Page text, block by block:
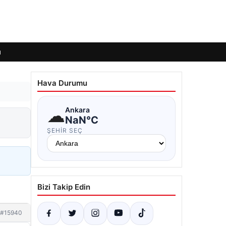
#15940
Hava Durumu
☁Ankara
NaN°C
ŞEHIR SEÇ
Bizi Takip Edin